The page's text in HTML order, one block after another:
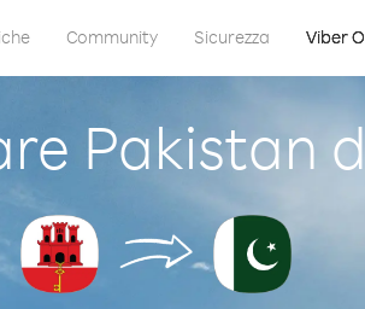
Community Sicurezza Viber
Pakistan